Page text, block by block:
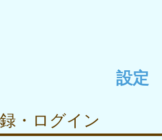
設定
・ログイン